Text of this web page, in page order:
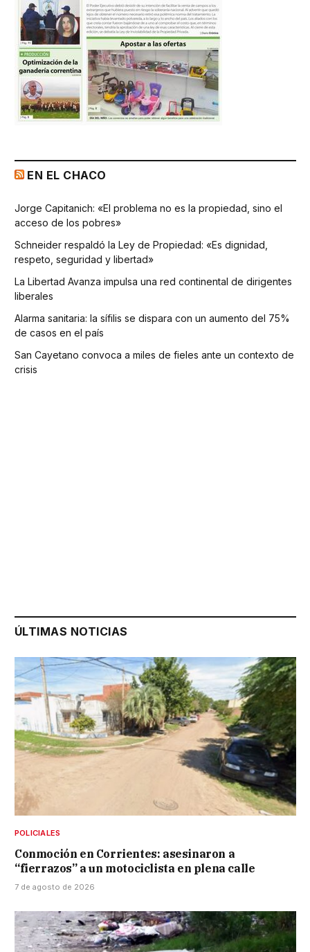
EN EL CHACO
Jorge Capitanich: «El problema no es la propiedad, sino el
acceso de los pobres»
Schneider respaldó la Ley de Propiedad: «Es dignidad,
respeto, seguridad y libertad»
La Libertad Avanza impulsa una red continental de dirigentes
liberales
Alarma sanitaria: la sífilis se dispara con un aumento del 75%
de casos en el país
San Cayetano convoca a miles de fieles ante un contexto de
crisis
ÚLTIMAS NOTICIAS
POLICIALES
Conmoción en Corrientes: asesinaron a
“fierrazos” a un motociclista en plena calle
7 de agosto de 2026